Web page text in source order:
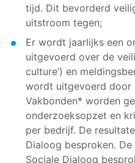
tijd. Dit bevorderd
uitstroom tegen;
Er wordt jaarlijks een
uitgevoerd over de
culture’) en
wordt uitgevoerd door
Vakbonden* worden
onderzoeksopzet en
per bedrijf. De
Dialoog besproken.
Sociale Dialoog